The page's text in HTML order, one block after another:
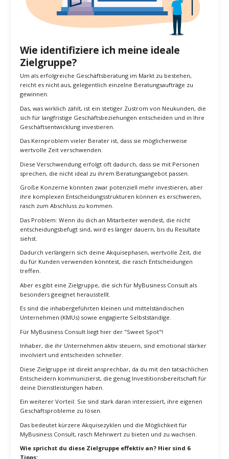
Wie identifiziere ich meine ideale
Zielgruppe?
Um als erfolgreiche Geschäftsberatung im Markt zu bestehen,
reicht es nicht aus, gelegentlich einzelne Beratungsaufträge zu
gewinnen.
Das, was wirklich zählt, ist ein stetiger Zustrom von Neukunden, die
sich für langfristige Geschäftsbeziehungen entscheiden und in Ihre
Das Kernproblem vieler Berater ist, dass sie möglicherweise
wertvolle Zeit verschwenden.
Diese Verschwendung erfolgt oft dadurch, dass sie mit Personen
sprechen, die nicht ideal zu ihrem Beratungsangebot passen.
ihre komplexen Entscheidungsstrukturen können es erschweren,
rasch zum Abschluss zu kommen.
entscheidungsbefugt sind, wird es länger dauern, bis du Resultate
siehst.
Dadurch verlängern sich deine Akquisephasen, wertvolle Zeit, die
du für Kunden verwenden könntest, die rasch Entscheidungen
treffen.
Aber es gibt eine Zielgruppe, die sich für MyBusiness Consult als
besonders geeignet herausstellt.
Es sind die inhabergeführten kleinen und mittelständischen
Unternehmen (KMUs) sowie engagierte Selbstständige.
Inhaber, die ihr Unternehmen aktiv steuern, sind emotional stärker
involviert und entscheiden schneller.
Diese Zielgruppe ist direkt ansprechbar, da du mit den tatsächlichen
Entscheidern kommunizierst, die genug Investitionsbereitschaft für
deine Dienstleistungen haben.